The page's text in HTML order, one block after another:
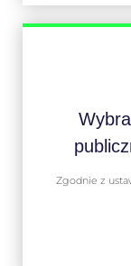
Zgodnie z